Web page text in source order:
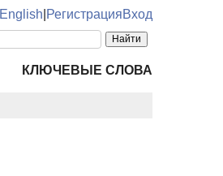
English РегистрацияВход
КЛЮЧЕВЫЕ СЛОВА